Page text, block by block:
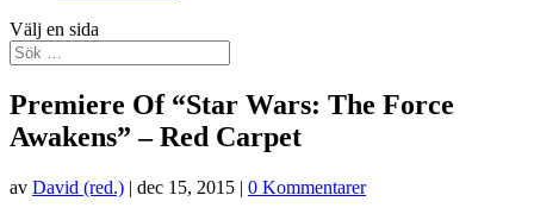
Välj en sida
Premiere Of “Star Wars: The Force
Awakens” – Red Carpet
av David (red.) | dec 15, 2015 | 0 Kommentarer